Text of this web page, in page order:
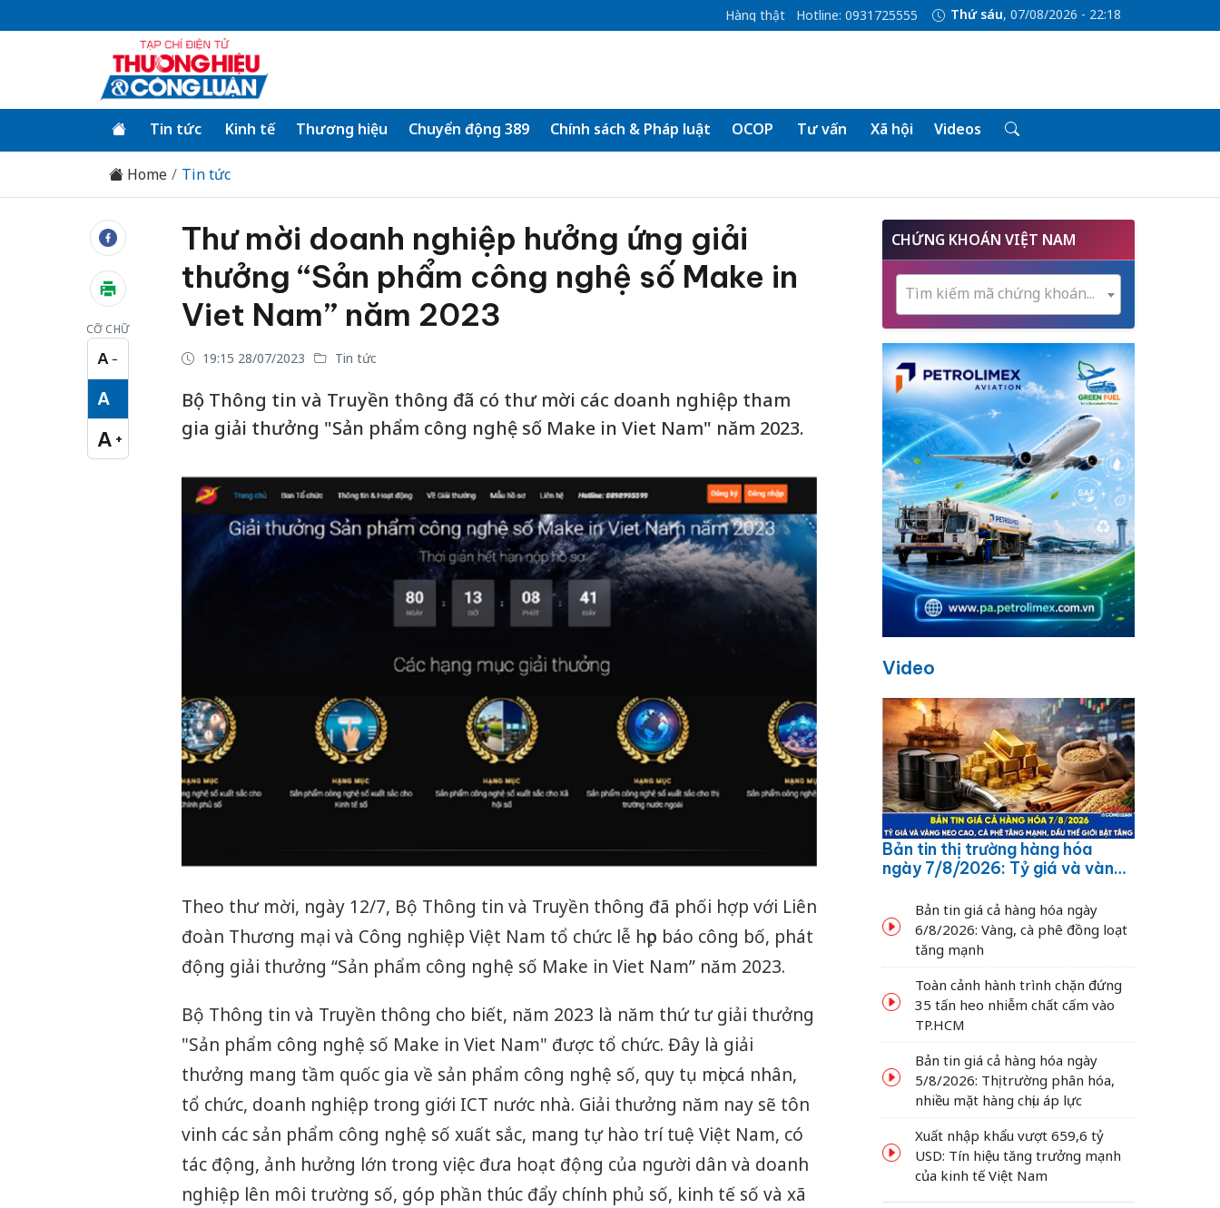
Hàng thật Hotline: 0931725555 Thứ sáu, 07/08/2026 - 22:18
Tin tức Kinh tế Thương hiệu Chuyển động 389 Chính sách & Pháp luật OCOP Tư vấn Xã hội Videos
Home Tin tức
CỠ CHỮ
A −
Cỡ chữ nhỏ
A
Cỡ chữ vừa
A +
Cỡ chữ lớn
Thư mời doanh nghiệp hưởng ứng giải
thưởng “Sản phẩm công nghệ số Make in
Viet Nam” năm 2023
19:15 28/07/2023 Tin tức
Bộ Thông tin và Truyền thông đã có thư mời các doanh nghiệp tham
gia giải thưởng "Sản phẩm công nghệ số Make in Viet Nam" năm 2023.
Theo thư mời, ngày 12/7, Bộ Thông tin và Truyền thông đã phối hợp với Liên
đoàn Thương mại và Công nghiệp Việt Nam tổ chức lễ họp báo công bố, phát
động giải thưởng “Sản phẩm công nghệ số Make in Viet Nam” năm 2023.
Bộ Thông tin và Truyền thông cho biết, năm 2023 là năm thứ tư giải thưởng
"Sản phẩm công nghệ số Make in Viet Nam" được tổ chức. Đây là giải
thưởng mang tầm quốc gia về sản phẩm công nghệ số, quy tụ mọi cá nhân,
tổ chức, doanh nghiệp trong giới ICT nước nhà. Giải thưởng năm nay sẽ tôn
vinh các sản phẩm công nghệ số xuất sắc, mang tự hào trí tuệ Việt Nam, có
tác động, ảnh hưởng lớn trong việc đưa hoạt động của người dân và doanh
nghiệp lên môi trường số, góp phần thúc đẩy chính phủ số, kinh tế số và xã
CHỨNG KHOÁN VIỆT NAM
Tìm kiếm mã chứng khoán...
Video
Bản tin thị trường hàng hóa
ngày 7/8/2026: Tỷ giá và vàng
dầu thế giới bật tăng
Bản tin giá cả hàng hóa ngày
6/8/2026: Vàng, cà phê đồng loạt
tăng mạnh
Toàn cảnh hành trình chặn đứng
35 tấn heo nhiễm chất cấm vào
TP.HCM
Bản tin giá cả hàng hóa ngày
5/8/2026: Thị trường phân hóa,
nhiều mặt hàng chịu áp lực
Xuất nhập khẩu vượt 659,6 tỷ
USD: Tín hiệu tăng trưởng mạnh
của kinh tế Việt Nam